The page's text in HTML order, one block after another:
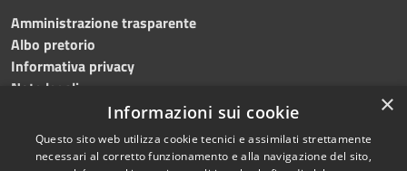
Amministrazione trasparente
Albo pretorio
Informativa privacy
Note legali
Dichiarazione di accessibilità
×
Informazioni sui cookie
Questo sito web utilizza cookie tecnici e assimilati strettamente
necessari al corretto funzionamento e alla navigazione del sito,